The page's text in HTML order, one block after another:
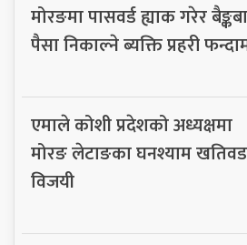
मोरङमा पासवर्ड ह्याक गरेर
पैसा निकाल्ने ब्यक्ति प्रहरी
एमाले कोशी प्रदेशको अध्यक्षमा
मोरङ लेटाङका घनश्याम
विजयी